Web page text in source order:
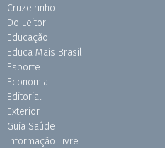
Cruzeirinho
Do Leitor
Educação
Educa Mais Brasil
Esporte
Economia
Editorial
Exterior
Guia Saúde
Informação Livre